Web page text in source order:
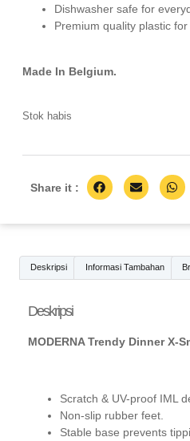
Dishwasher safe for
Premium quality plastic
Made In Belgium.
Stok habis
Share it :
Deskripsi Informasi Tambahan
Deskripsi
MODERNA Trendy Dinner X-
Scratch & UV-proof IML
Non-slip rubber feet.
Stable base prevents